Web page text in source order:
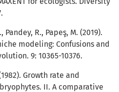
Pandey, R., Papeş, M. (2019).
modeling: Confusions and
9: 10365-10376.
Growth rate and
II. A comparative